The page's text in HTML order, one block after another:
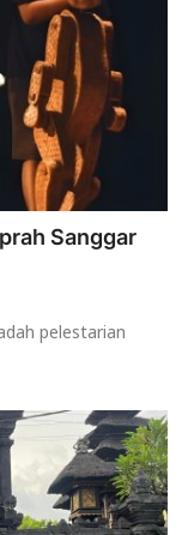
Sanggar
pelestarian